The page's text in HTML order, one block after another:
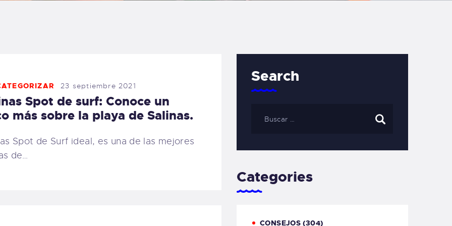
CARRITO
FAMILY
23 septiembre 2021
Spot de surf: Conoce un
más sobre la playa de Salinas.
Spot de Surf ideal, es una de las mejores
de…
Search
Categories
CONSEJOS (304)